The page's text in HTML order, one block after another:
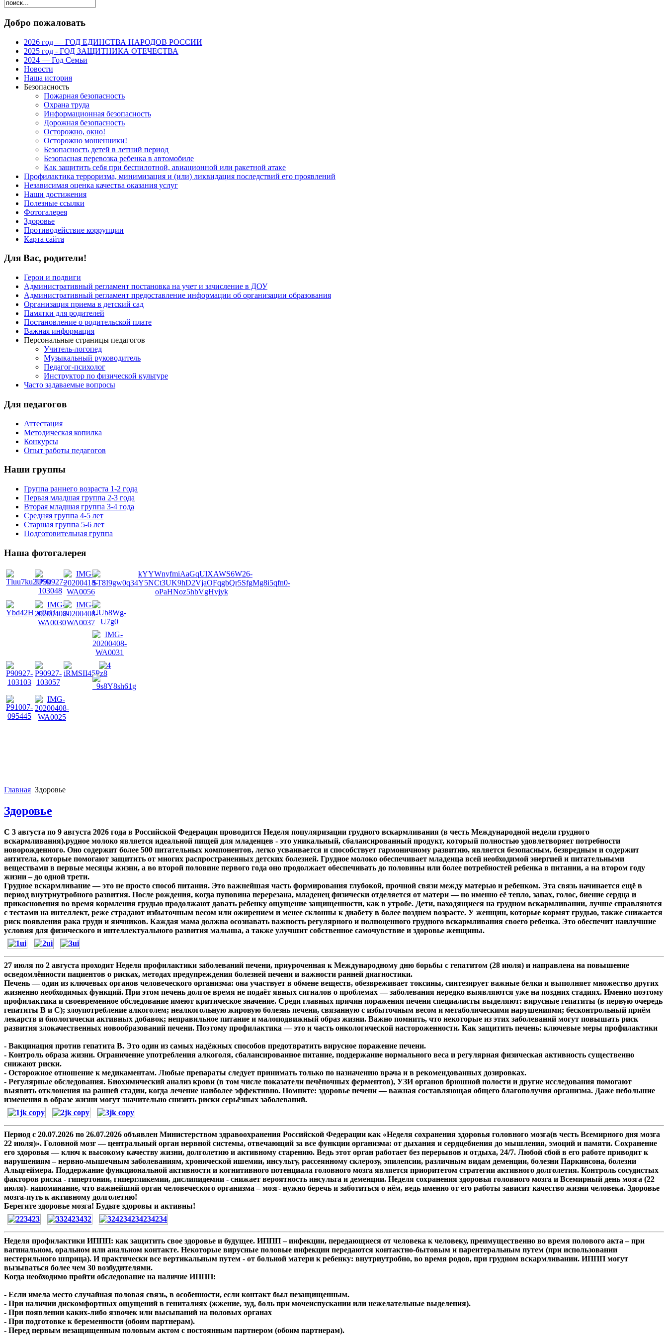
Добро пожаловать
2026 год — ГОД ЕДИНСТВА НАРОДОВ РОССИИ
2025 год - ГОД ЗАЩИТНИКА ОТЕЧЕСТВА
2024 — Год Семьи
Новости
Наша история
Безопасность
Пожарная безопасность
Охрана труда
Информационная безопасность
Дорожная безопасность
Осторожно, окно!
Осторожно мошенники!
Безопасность детей в летний период
Безопасная перевозка ребенка в автомобиле
Как защитить себя при беспилотной, авиационной или ракетной атаке
Профилактика терроризма, минимизация и (или) ликвидация последствий его проявлений
Независимая оценка качества оказания услуг
Наши достижения
Полезные ссылки
Фотогалерея
Здоровье
Противодействие коррупции
Карта сайта
Для Вас, родители!
Герои и подвиги
Административный регламент постановка на учет и зачисление в ДОУ
Административный регламент предоставление информации об организации образования
Организация приема в детский сад
Памятки для родителей
Постановление о родительской плате
Важная информация
Персональные страницы педагогов
Учитель-логопед
Музыкальный руководитель
Педагог-психолог
Инструктор по физической культуре
Часто задаваемые вопросы
Для педагогов
Аттестация
Методическая копилка
Конкурсы
Опыт работы педагогов
Наши группы
Группа раннего возраста 1-2 года
Первая младшая группа 2-3 года
Вторая младшая группа 3-4 года
Средняя группа 4-5 лет
Старшая группа 5-6 лет
Подготовительная группа
Наша фотогалерея
Главная Здоровье
Здоровье
С 3 августа по 9 августа 2026 года в Российской Федерации проводится Неделя популяризации грудного вскармливания (в честь Международной недели грудного
вскармливания).рудное молоко является идеальной пищей для младенцев - это уникальный, сбалансированный продукт, который полностью удовлетворяет потребности
новорожденного. Оно содержит более 500 питательных компонентов, легко усваивается и способствует гармоничному развитию, является безопасным, безвредным и содержит
антитела, которые помогают защитить от многих распространенных детских болезней. Грудное молоко обеспечивает младенца всей необходимой энергией и питательными
веществами в первые месяцы жизни, а во второй половине первого года оно продолжает обеспечивать до половины или более потребностей ребенка в питании, а на втором году
жизни – до одной трети.
Грудное вскармливание — это не просто способ питания. Это важнейшая часть формирования глубокой, прочной связи между матерью и ребенком. Эта связь начинается ещё в
период внутриутробного развития. После рождения, когда пуповина перерезана, младенец физически отделяется от матери — но именно её тепло, запах, голос, биение сердца и
прикосновения во время кормления грудью продолжают давать ребенку ощущение защищенности, как в утробе. Дети, находящиеся на грудном вскармливании, лучше справляются
с тестами на интеллект, реже страдают избыточным весом или ожирением и менее склонны к диабету в более позднем возрасте. У женщин, которые кормят грудью, также снижается
риск появления рака груди и яичников. Каждая мама должна осознавать важность регулярного и полноценного грудного вскармливания своего ребенка. Это обеспечит наилучшие
условия для физического и интеллектуального развития малыша, а также улучшит собственное самочувствие и здоровье женщины.
27 июля по 2 августа проходит Неделя профилактики заболеваний печени, приуроченная к Международному дню борьбы с гепатитом (28 июля) и направлена на повышение
осведомлённости пациентов о рисках, методах предупреждения болезней печени и важности ранней диагностики.
Печень — один из ключевых органов человеческого организма: она участвует в обмене веществ, обезвреживает токсины, синтезирует важные белки и выполняет множество других
жизненно необходимых функций. При этом печень долгое время не подаёт явных сигналов о проблемах — заболевания нередко выявляются уже на поздних стадиях. Именно поэтому
профилактика и своевременное обследование имеют критическое значение. Среди главных причин поражения печени специалисты выделяют: вирусные гепатиты (в первую очередь
гепатиты B и C); злоупотребление алкоголем; неалкогольную жировую болезнь печени, связанную с избыточным весом и метаболическими нарушениями; бесконтрольный приём
лекарств и биологически активных добавок; неправильное питание и малоподвижный образ жизни. Важно помнить, что некоторые из этих заболеваний могут повышать риск
развития злокачественных новообразований печени. Поэтому профилактика — это и часть онкологической настороженности. Как защитить печень: ключевые меры профилактики
- Вакцинация против гепатита B. Это один из самых надёжных способов предотвратить вирусное поражение печени.
- Контроль образа жизни. Ограничение употребления алкоголя, сбалансированное питание, поддержание нормального веса и регулярная физическая активность существенно
снижают риски.
- Осторожное отношение к медикаментам. Любые препараты следует принимать только по назначению врача и в рекомендованных дозировках.
- Регулярные обследования. Биохимический анализ крови (в том числе показатели печёночных ферментов), УЗИ органов брюшной полости и другие исследования помогают
выявить отклонения на ранней стадии, когда лечение наиболее эффективно. Помните: здоровье печени — важная составляющая общего благополучия организма. Даже небольшие
изменения в образе жизни могут значительно снизить риски серьёзных заболеваний.
Период с 20.07.2026 по 26.07.2026 объявлен Министерством здравоохранения Российской Федерации как «Неделя сохранения здоровья головного мозга(в честь Всемирного дня мозга
22 июля)». Головной мозг — центральный орган нервной системы, отвечающий за все функции организма: от дыхания и сердцебиения до мышления, эмоций и памяти. Сохранение
его здоровья — ключ к высокому качеству жизни, долголетию и активному старению. Ведь этот орган работает без перерывов и отдыха, 24/7. Любой сбой в его работе приводит к
нарушениям – нервно-мышечным заболеваниям, хронической ишемии, инсульту, рассеянному склерозу, эпилепсии, различным видам деменции, болезни Паркинсона, болезни
Альцгеймера. Поддержание функциональной активности и когнитивного потенциала головного мозга является приоритетом стратегии активного долголетия. Контроль сосудистых
факторов риска - гипертонии, гипергликемии, дислипидемии - снижает вероятность инсульта и деменции. Неделя сохранения здоровья головного мозга и Всемирный день мозга (22
июля)- напоминание, что важнейший орган человеческого организма – мозг- нужно беречь и заботиться о нём, ведь именно от его работы зависит качество жизни человека. Здоровье
мозга-путь к активному долголетию!
Берегите здоровье мозга! Будьте здоровы и активны!
Неделя профилактики ИППП: как защитить свое здоровье и будущее. ИППП – инфекции, передающиеся от человека к человеку, преимущественно во время полового акта – при
вагинальном, оральном или анальном контакте. Некоторые вирусные половые инфекции передаются контактно-бытовым и парентеральным путем (при использовании
нестерильного шприца). И практически все вертикальным путем - от больной матери к ребенку: внутриутробно, во время родов, при грудном вскармливании. ИППП могут
вызываться более чем 30 возбудителями.
Когда необходимо пройти обследование на наличие ИППП:
- Если имела место случайная половая связь, в особенности, если контакт был незащищенным.
- При наличии дискомфортных ощущений в гениталиях (жжение, зуд, боль при мочеиспускании или нежелательные выделения).
- При появлении каких-либо язвочек или высыпаний на половых органах
- При подготовке к беременности (обоим партнерам).
- Перед первым незащищенным половым актом с постоянным партнером (обоим партнерам).